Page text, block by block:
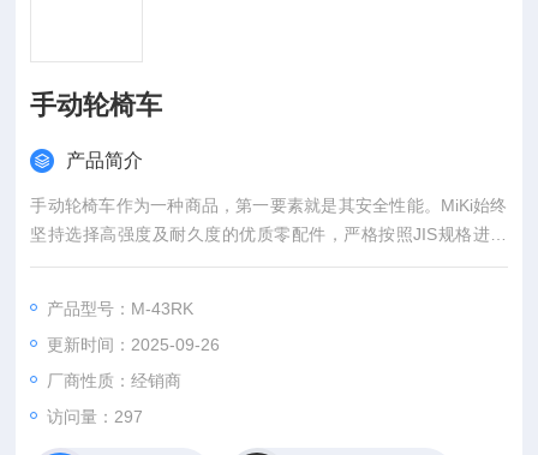
手动轮椅车
产品简介
手动轮椅车作为⼀种商品，第⼀要素就是其安全性能。MiKi始终
坚持选择⾼强度及耐久度的优质零配件，严格按照JIS规格进⾏
各类性能测试，始终将品质管理放在⾸位。与时俱进的开发技
的产品质量。
产品型号：M-43RK
更新时间：2025-09-26
厂商性质：经销商
访问量：297